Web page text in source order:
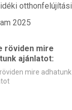
otthonfelújítási
2025
röviden mire
ajánlatot: